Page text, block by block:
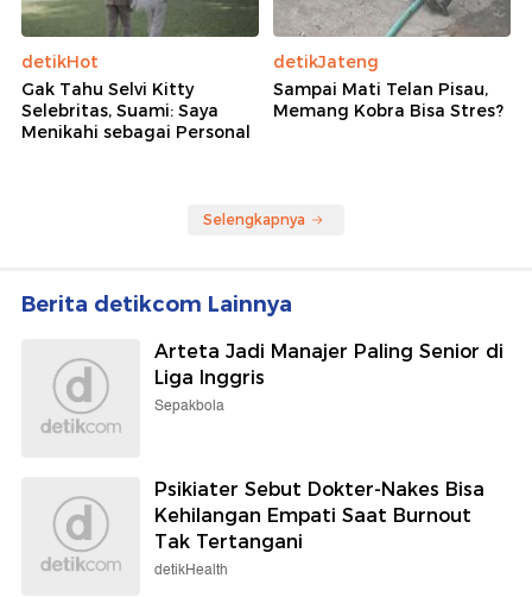
detikHot
Gak Tahu Selvi Kitty
Selebritas, Suami: Saya
Menikahi sebagai Personal
detikJateng
Sampai Mati Telan Pisau,
Memang Kobra Bisa Stres?
Selengkapnya
Berita detikcom Lainnya
Arteta Jadi Manajer Paling Senior di
Liga Inggris
Sepakbola
Psikiater Sebut Dokter-Nakes Bisa
Kehilangan Empati Saat Burnout
Tak Tertangani
detikHealth